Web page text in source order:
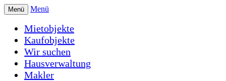
Menü Menü
Mietobjekte
Kaufobjekte
Wir suchen
Hausverwaltung
Makler